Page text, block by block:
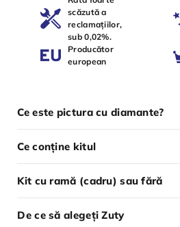
scăzută a
reclamațiilor,
sub 0,02%.
Producător
european
Ce este pictura cu diamante?
Ce conține kitul
Kit cu ramă (cadru) sau fără
De ce să alegeți Zuty